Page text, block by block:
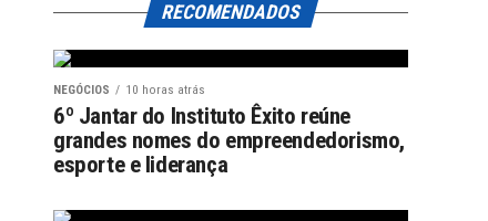
RECOMENDADOS
NEGÓCIOS 10 horas atrás
6º Jantar do Instituto Êxito reúne
grandes nomes do empreendedorismo,
esporte e liderança